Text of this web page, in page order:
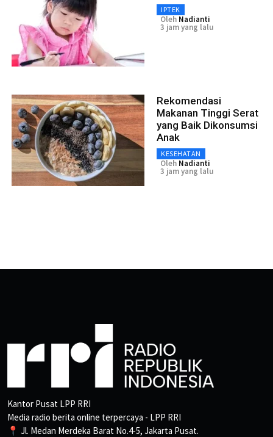
IPTEK
Oleh Nadianti
3 jam yang lalu
Rekomendasi
Makanan Tinggi Serat
yang Baik Dikonsumsi
Anak
KESEHATAN
Oleh Nadianti
3 jam yang lalu
Kantor Pusat LPP RRI
Media radio berita online terpercaya - LPP RRI
📍 Jl. Medan Merdeka Barat No.4-5, Jakarta Pusat.